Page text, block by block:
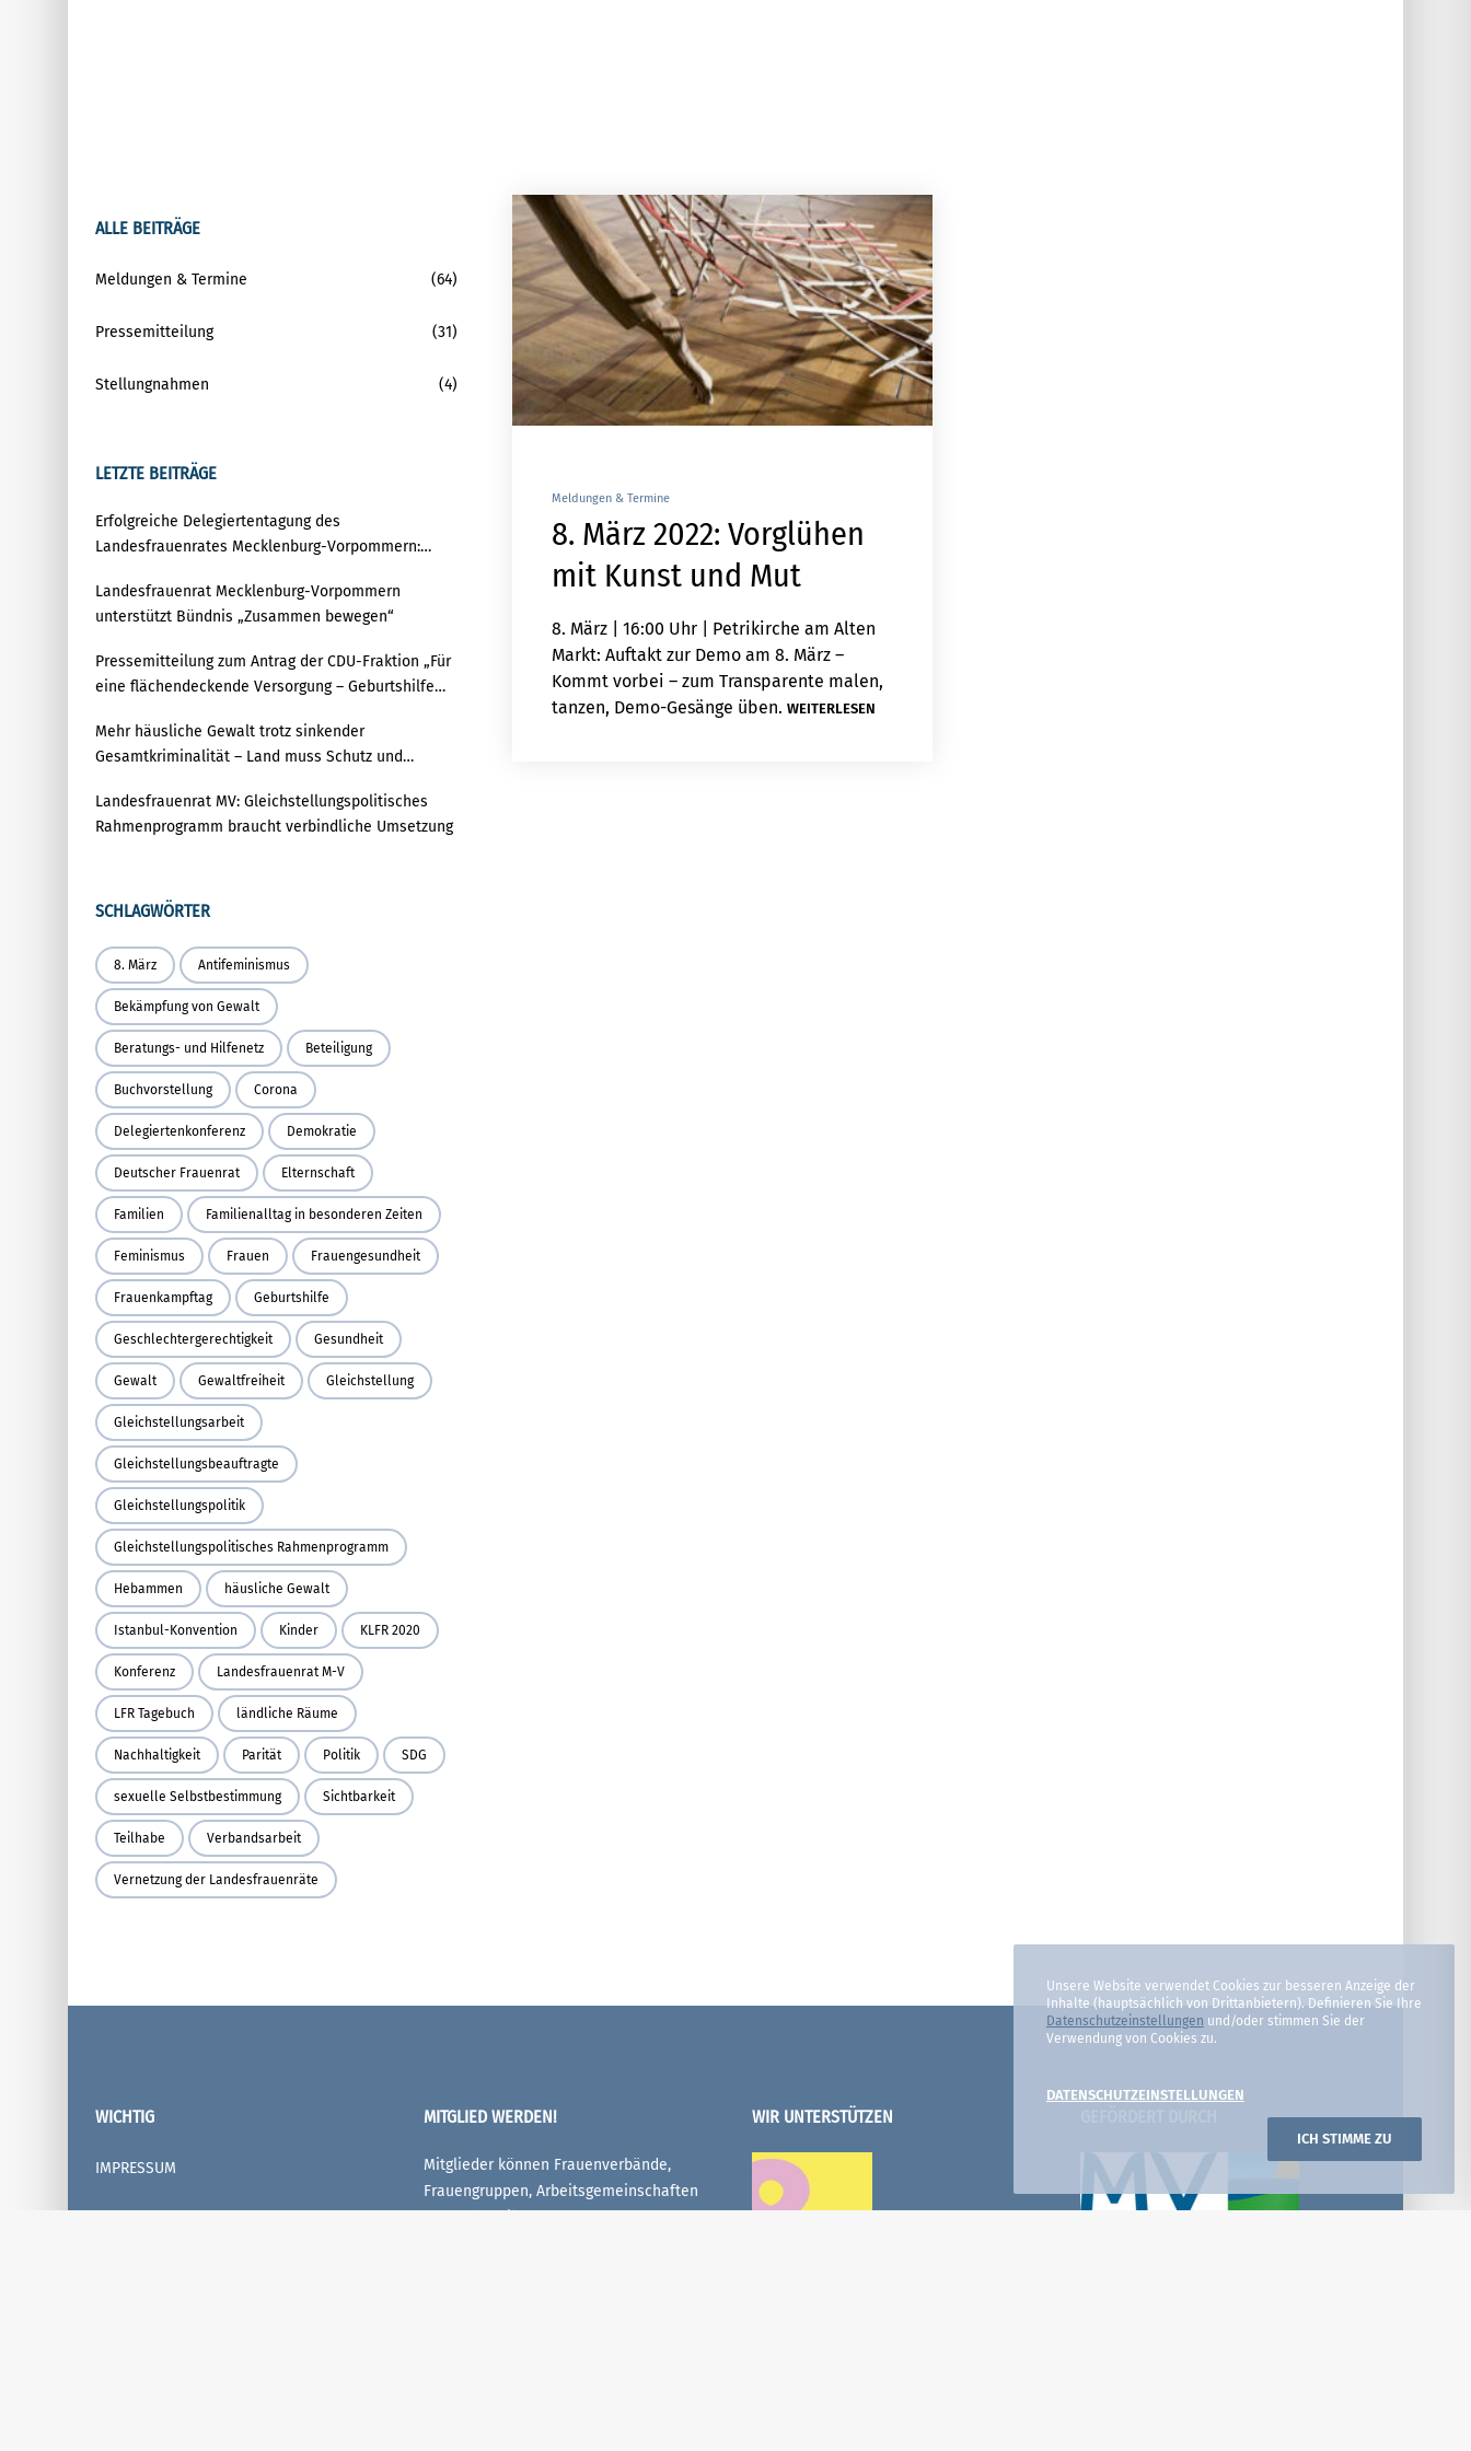
Meldungen & Termine
8. März 2022: Vorglühen
mit Kunst und Mut
8. März | 16:00 Uhr | Petrikirche am Alten
Markt: Auftakt zur Demo am 8. März –
Kommt vorbei – zum Transparente malen,
tanzen, Demo-Gesänge üben. WEITERLESEN
ALLE BEITRÄGE
Meldungen & Termine (64)
Pressemitteilung (31)
Stellungnahmen (4)
LETZTE BEITRÄGE
Erfolgreiche Delegiertentagung des
Landesfrauenrates Mecklenburg-Vorpommern:
Landesfrauenrat Mecklenburg-Vorpommern
unterstützt Bündnis „Zusammen bewegen“
Pressemitteilung zum Antrag der CDU-Fraktion „Für
eine flächendeckende Versorgung – Geburtshilfe
Mehr häusliche Gewalt trotz sinkender
Gesamtkriminalität – Land muss Schutz und
Landesfrauenrat MV: Gleichstellungspolitisches
Rahmenprogramm braucht verbindliche Umsetzung
SCHLAGWÖRTER
8. März Antifeminismus
Bekämpfung von Gewalt
Beratungs- und Hilfenetz Beteiligung
Buchvorstellung Corona
Delegiertenkonferenz Demokratie
Deutscher Frauenrat Elternschaft
Familien Familienalltag in besonderen Zeiten
Feminismus Frauen Frauengesundheit
Frauenkampftag Geburtshilfe
Geschlechtergerechtigkeit Gesundheit
Gewalt Gewaltfreiheit Gleichstellung
Gleichstellungsarbeit
Gleichstellungsbeauftragte
Gleichstellungspolitik
Gleichstellungspolitisches Rahmenprogramm
Hebammen häusliche Gewalt
Istanbul-Konvention Kinder KLFR 2020
Konferenz Landesfrauenrat M-V
LFR Tagebuch ländliche Räume
Nachhaltigkeit Parität Politik SDG
sexuelle Selbstbestimmung Sichtbarkeit
Teilhabe Verbandsarbeit
Vernetzung der Landesfrauenräte
WICHTIG
IMPRESSUM
MITGLIED WERDEN!
Mitglieder können Frauenverbände,
Frauengruppen, Arbeitsgemeinschaften
WIR UNTERSTÜTZEN
Unsere Website verwendet Cookies zur besseren Anzeige der
Inhalte (hauptsächlich von Drittanbietern). Definieren Sie Ihre
Datenschutzeinstellungen und/oder stimmen Sie der
Verwendung von Cookies zu.
DATENSCHUTZEINSTELLUNGEN
ICH STIMME ZU